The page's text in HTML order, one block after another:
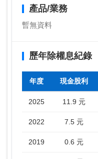
產品/業務
暫無資料
歷年除權息紀錄
年度 現金股利
2025 11.9 元
2022 7.5 元
2019 0.6 元